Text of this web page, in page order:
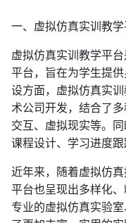
一、虚拟仿真实训教
虚拟仿真实训教学平
平台，旨在为学生提
设方面，虚拟仿真实
术公司开发，结合了
交互、虚拟现实等。
课程设计、学习进度跟
近年来，随着虚拟仿
平台也呈现出多样化
专业的虚拟仿真实验